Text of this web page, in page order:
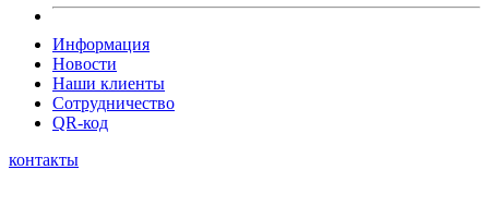
Информация
Новости
Наши клиенты
Сотрудничество
QR-код
контакты